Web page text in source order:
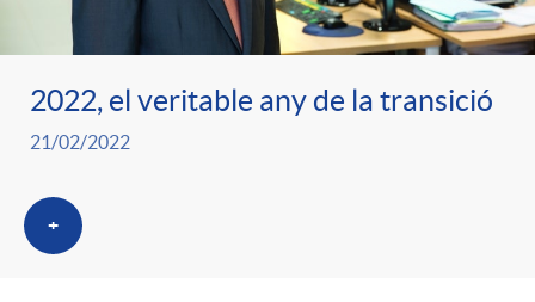
2022, el veritable any de la transició
21/02/2022
+